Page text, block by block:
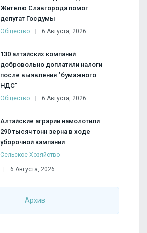
Жителю Славгорода помог
депутат Госдумы
Общество 6 Августа, 2026
130 алтайских компаний
добровольно доплатили налоги
после выявления "бумажного
НДС"
Общество 6 Августа, 2026
Алтайские аграрии намолотили
290 тысяч тонн зерна в ходе
уборочной кампании
Сельское Хозяйство
6 Августа, 2026
Архив